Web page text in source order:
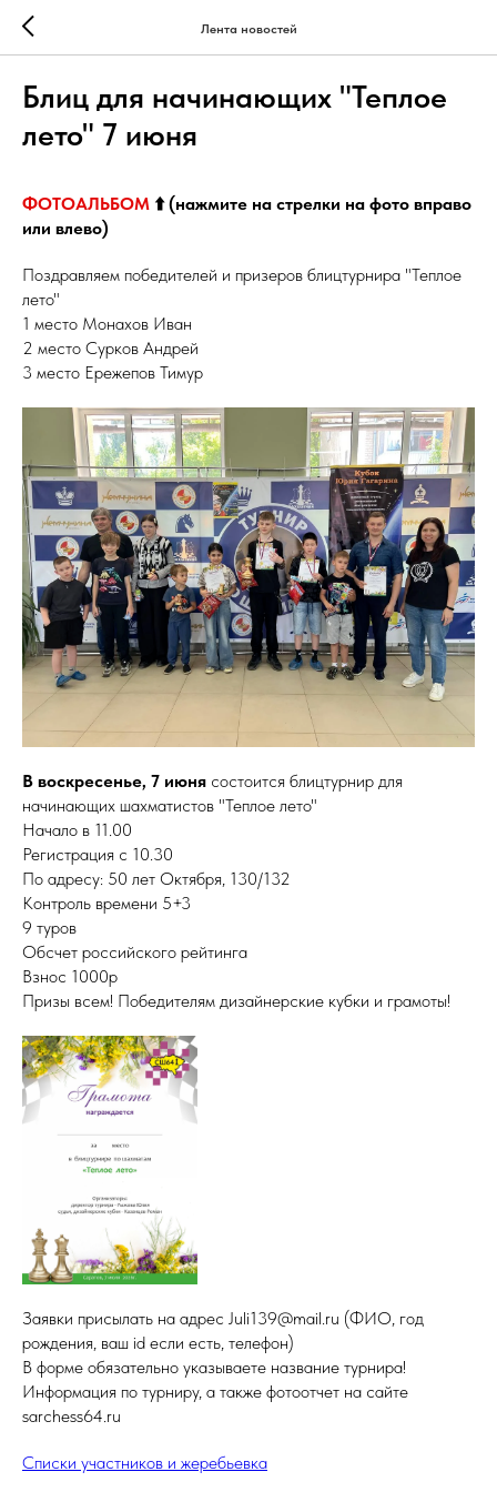
Лента новостей
Блиц для начинающих "Теплое
лето" 7 июня
ФОТОАЛЬБОМ ⬆️ (нажмите на стрелки на фото вправо
или влево)
Поздравляем победителей и призеров блицтурнира "Теплое
лето"
1 место Монахов Иван
2 место Сурков Андрей
3 место Ережепов Тимур
В воскресенье, 7 июня состоится блицтурнир для
начинающих шахматистов "Теплое лето"
Начало в 11.00
Регистрация с 10.30
По адресу: 50 лет Октября, 130/132
Контроль времени 5+3
9 туров
Обсчет российского рейтинга
Взнос 1000р
Призы всем! Победителям дизайнерские кубки и грамоты!
Заявки присылать на адрес Juli139@mail.ru (ФИО, год
рождения, ваш id если есть, телефон)
В форме обязательно указываете название турнира!
Информация по турниру, а также фотоотчет на сайте
sarchess64.ru
Списки участников и жеребьевка